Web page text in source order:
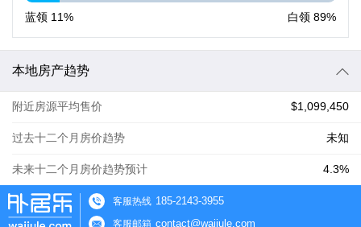
蓝领 11% 白领 89%
本地房产趋势
附近房源平均售价 $1,099,450
过去十二个月房价趋势 未知
未来十二个月房价趋势预计 4.3%
客服热线 185-2143-3955
客服邮箱 contact@waijule.com